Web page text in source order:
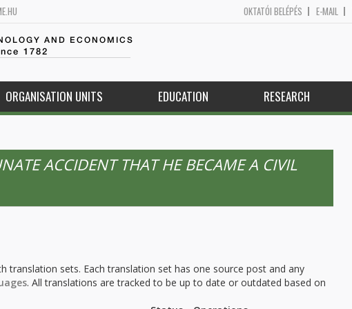
OKTATÓI BELÉPÉS E-MAIL
AND ECONOMICS
1782
ORGANISATION UNITS EDUCATION RESEARCH
ACCIDENT THAT HE BECAME A CIVIL
sets. Each translation set has one source post and any
. All translations are tracked to be up to date or outdated based on